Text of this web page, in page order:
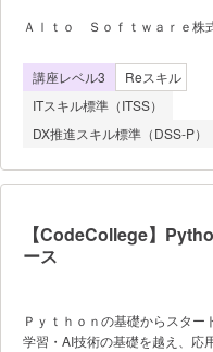
に取り組む。これにより、AI技
開発、成果発表までの一連のプ
践的に経験する。 本講座
て、受講者はAI・デー
と】 ●プログラミング
Pythonを使ってプログラミング
方 データ分析で使用される
ールを学びます。 ●機械学習
礎 データ前処理、モデルの
価など機械学習の一連の処理を
格データを使って機械学習を実
Ａｌｔｏ Ｓｏｆｔｗａｒｅ株
講座レベル3
Reスキル
ITスキル標準（ITSS）
DX推進スキル標準（DSS-P）
【CodeCollege】
ース
Ｐｙｔｈｏｎの基礎からスター
学習・AI技術の基礎を越え、応